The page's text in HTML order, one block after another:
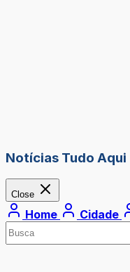
Notícias Tudo Aqui
Close
Home Cidade